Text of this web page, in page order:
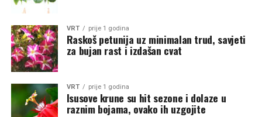
VRT prije 1 godina
Raskoš petunija uz minimalan trud, savjeti
za bujan rast i izdašan cvat
VRT prije 1 godina
Isusove krune su hit sezone i dolaze u
raznim bojama, ovako ih uzgojite